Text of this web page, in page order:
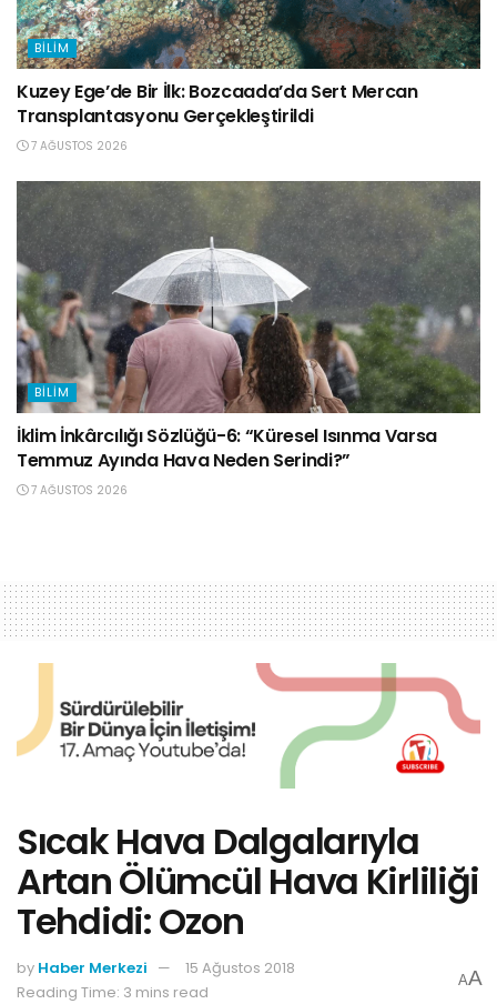
BILIM
Kuzey Ege’de Bir İlk: Bozcaada’da Sert Mercan
Transplantasyonu Gerçekleştirildi
7 AĞUSTOS 2026
BILIM
İklim İnkârcılığı Sözlüğü-6: “Küresel Isınma Varsa
Temmuz Ayında Hava Neden Serindi?”
7 AĞUSTOS 2026
Sıcak Hava Dalgalarıyla
Artan Ölümcül Hava Kirliliği
Tehdidi: Ozon
by Haber Merkezi
15 Ağustos 2018
Reading Time: 3 mins read
AA